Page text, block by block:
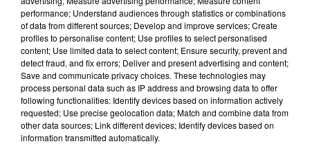
Rendez-vous dès le 25 juin pour une
exploration artistique et numérique de Metz !
FIL ACTUS
12h06
Metz : une distribution de lunette gratuite pour voir l’éclipse
5 août 2026
Casting de Woof : l'Euro-Métropole de Metz part à la recherche de...
performance; Understand audiences through statistics or combinations
of data from different sources; Develop and improve services; Create
profiles to personalise content; Use profiles to select personalised
content; Use limited data to select content; Ensure security, prevent and
detect fraud, and fix errors; Deliver and present advertising and content;
Save and communicate privacy choices. These technologies may
process personal data such as IP address and browsing data to offer
following functionalities: Identify devices based on information actively
requested; Use precise geolocation data; Match and combine data from
other data sources; Link different devices; Identify devices based on
information transmitted automatically.